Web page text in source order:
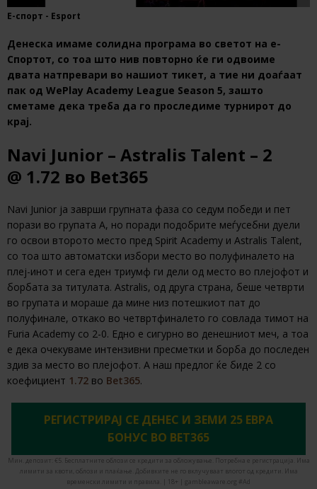
Е-спорт - Esport
Денеска имаме солидна програма во светот на е-
Спортот, со тоа што нив повторно ќе ги одвоиме
двата натпревари во нашиот тикет, а тие ни доаѓаат
пак од WePlay Academy League Season 5, зашто
сметаме дека треба да го проследиме турнирот до
крај.
Navi Junior – Astralis Talent – 2
@ 1.72 во Bet365
Navi Junior ја заврши групната фаза со седум победи и пет
порази во групата А, но поради подобрите меѓусебни дуели
го освои второто место пред Spirit Academy и Astralis Talent,
со тоа што автоматски избори место во полуфиналето на
плеј-инот и сега еден триумф ги дели од место во плејофот и
борбата за титулата. Astralis, од друга страна, беше четврти
во групата и мораше да мине низ потешкиот пат до
полуфинале, откако во четвртфиналето го совлада тимот на
Furia Academy со 2-0. Едно е сигурно во денешниот меч, а тоа
е дека очекуваме интензивни пресметки и борба до последен
здив за место во плејофот. А наш предлог ќе биде 2 со
коефициент 1.72 во Bet365.
РЕГИСТРИРАЈ СЕ ДЕНЕС И ЗЕМИ 25 ЕВРА
БОНУС ВО BET365
Мин. депозит: €5. Бесплатните облози се кредити за обложување. Потребна е регистрација. Има
лимити за квоти, облози и плаќање. Добивките не го вклучуваат влогот од кредити. Има
временски лимити и правила. | 18+ | gambleaware.org #Ad